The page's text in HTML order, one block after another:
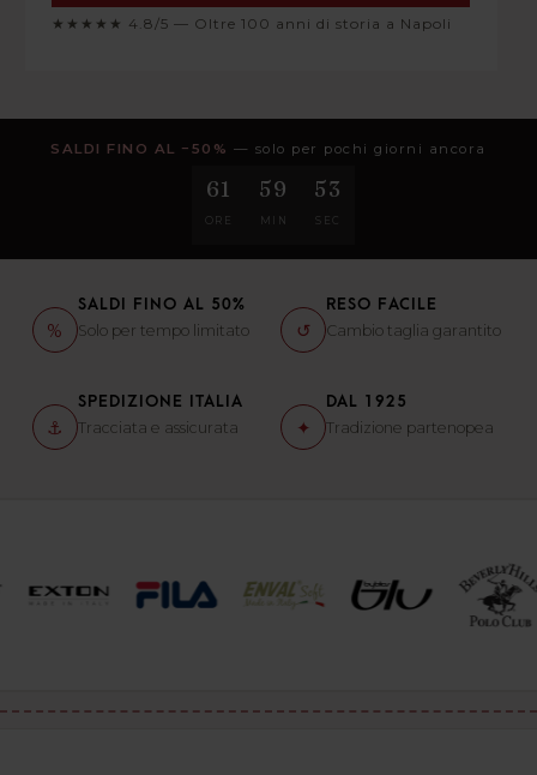
★★★★★ 4.8/5 — Oltre 100 anni di storia a Napoli
SALDI FINO AL −50% — solo per pochi giorni ancora
61
ORE
59
MIN
52
SEC
%
SALDI FINO AL 50%
Solo per tempo limitato
↺
RESO FACILE
Cambio taglia garantito
⚓
SPEDIZIONE ITALIA
Tracciata e assicurata
✦
DAL 1925
Tradizione partenopea